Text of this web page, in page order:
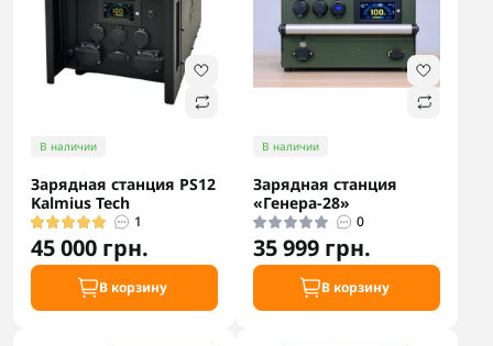
В наличии
Зарядная станция PS12
Kalmius Tech
1
45 000 грн.
В корзину
В наличии
Зарядная станция
«Генера-28»
0
35 999 грн.
В корзину